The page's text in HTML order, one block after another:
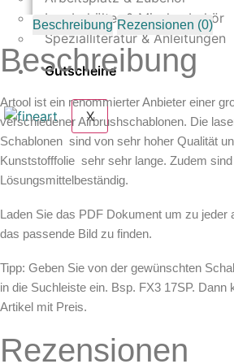
Leerbehälter & Mischzubehör
Spezialliteratur & Anleitungen
Gutscheine
X
Freihand
Airbrush
Schablone
von
Andrea
Mistretta
Menge
Beschreibung Rezensionen (0)
Beschreibung
Artool ist ein renommierter Anbieter einer
verschiedener Airbrushschablonen. Die
Schablonen sind von sehr hoher Qualität
Kunststofffolie sehr sehr lange. Zudem
Lösungsmittelbeständig.
Laden Sie das PDF Dokument um zu jeder
das passende Bild zu finden.
Tipp: Geben Sie von der gewünschten
in die Suchleiste ein. Bsp. FX3 17SP.
Artikel mit Preis.
Rezensionen